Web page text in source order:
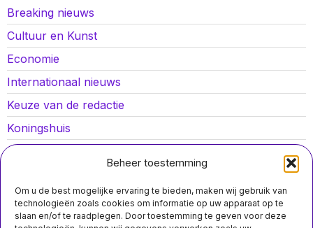
Beheer toestemming
Om u de best mogelijke ervaring te bieden, maken wij gebruik van
technologieën zoals cookies om informatie op uw apparaat op te
slaan en/of te raadplegen. Door toestemming te geven voor deze
Breaking nieuws
Cultuur en Kunst
Economie
Internationaal nieuws
Keuze van de redactie
Koningshuis
Lokaal nieuws
Opinies
Politiek